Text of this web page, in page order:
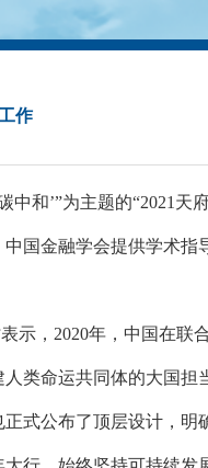
作
中和’”为主题的“2021天
国金融学会提供学术指
示， 2020年，中国在联
类命运共同体的大国担
式公布了顶层设计，明